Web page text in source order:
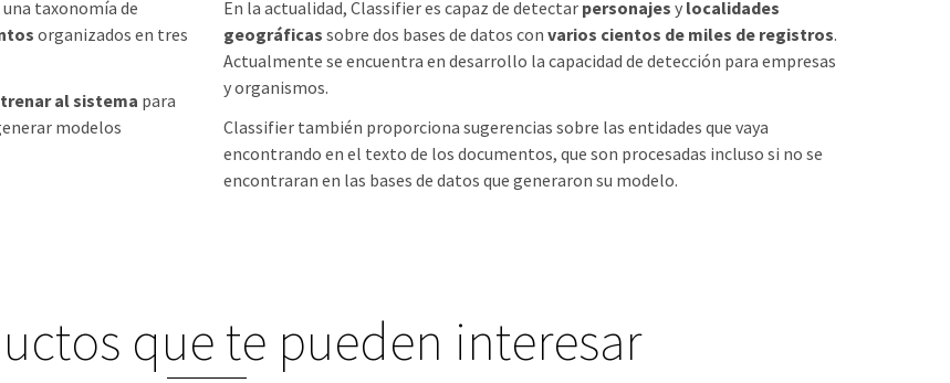
taxonomía de
organizados en tres
al sistema para
modelos
En la actualidad, Classifier es capaz de detectar personajes y localidades
geográficas sobre dos bases de datos con varios cientos de miles de registros.
Actualmente se encuentra en desarrollo la capacidad de detección para empresas
y organismos.
Classifier también proporciona sugerencias sobre las entidades que vaya
encontrando en el texto de los documentos, que son procesadas incluso si no se
encontraran en las bases de datos que generaron su modelo.
que te pueden interesar